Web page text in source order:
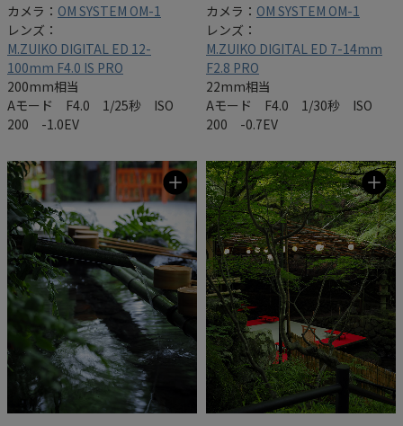
カメラ： OM SYSTEM OM-1
レンズ：
M.ZUIKO DIGITAL ED 12-
100mm F4.0 IS PRO
200mm相当
Aモード F4.0 1/25秒 ISO
200 -1.0EV
カメラ： OM SYSTEM OM-1
レンズ：
M.ZUIKO DIGITAL ED 7-14mm
F2.8 PRO
22mm相当
Aモード F4.0 1/30秒 ISO
200 -0.7EV